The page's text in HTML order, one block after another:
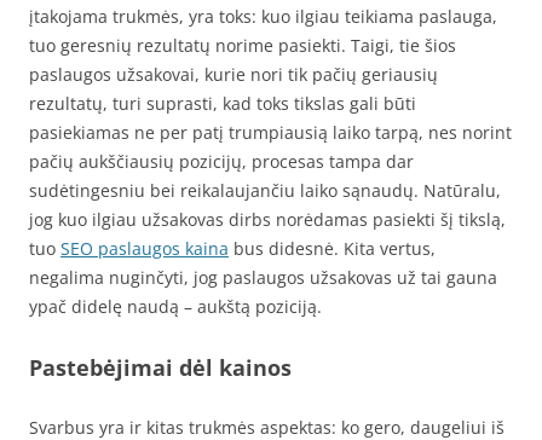
įtakojama trukmės, yra toks: kuo ilgiau teikiama paslauga,
tuo geresnių rezultatų norime pasiekti. Taigi, tie šios
paslaugos užsakovai, kurie nori tik pačių geriausių
rezultatų, turi suprasti, kad toks tikslas gali būti
pasiekiamas ne per patį trumpiausią laiko tarpą, nes norint
pačių aukščiausių pozicijų, procesas tampa dar
sudėtingesniu bei reikalaujančiu laiko sąnaudų. Natūralu,
jog kuo ilgiau užsakovas dirbs norėdamas pasiekti šį tikslą,
tuo SEO paslaugos kaina bus didesnė. Kita vertus,
negalima nuginčyti, jog paslaugos užsakovas už tai gauna
ypač didelę naudą – aukštą poziciją.
Pastebėjimai dėl kainos
Svarbus yra ir kitas trukmės aspektas: ko gero, daugeliui iš